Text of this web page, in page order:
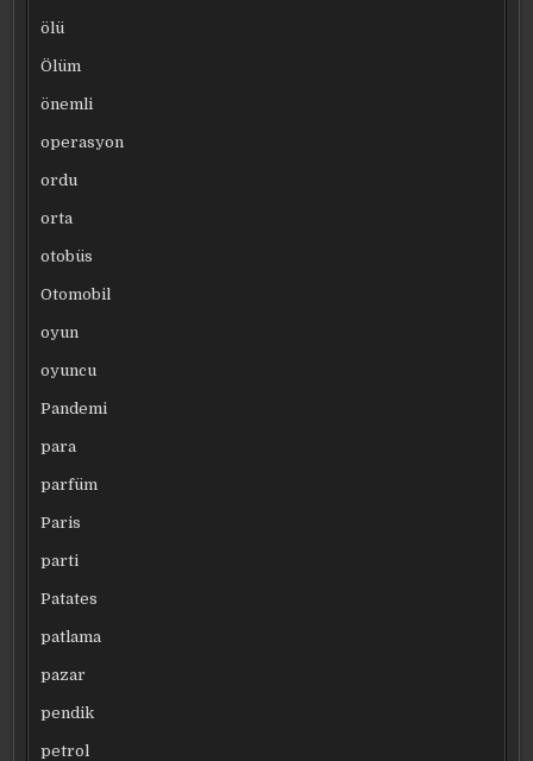
ölü
Ölüm
önemli
operasyon
ordu
orta
otobüs
Otomobil
oyun
oyuncu
Pandemi
para
parfüm
Paris
parti
Patates
patlama
pazar
pendik
petrol